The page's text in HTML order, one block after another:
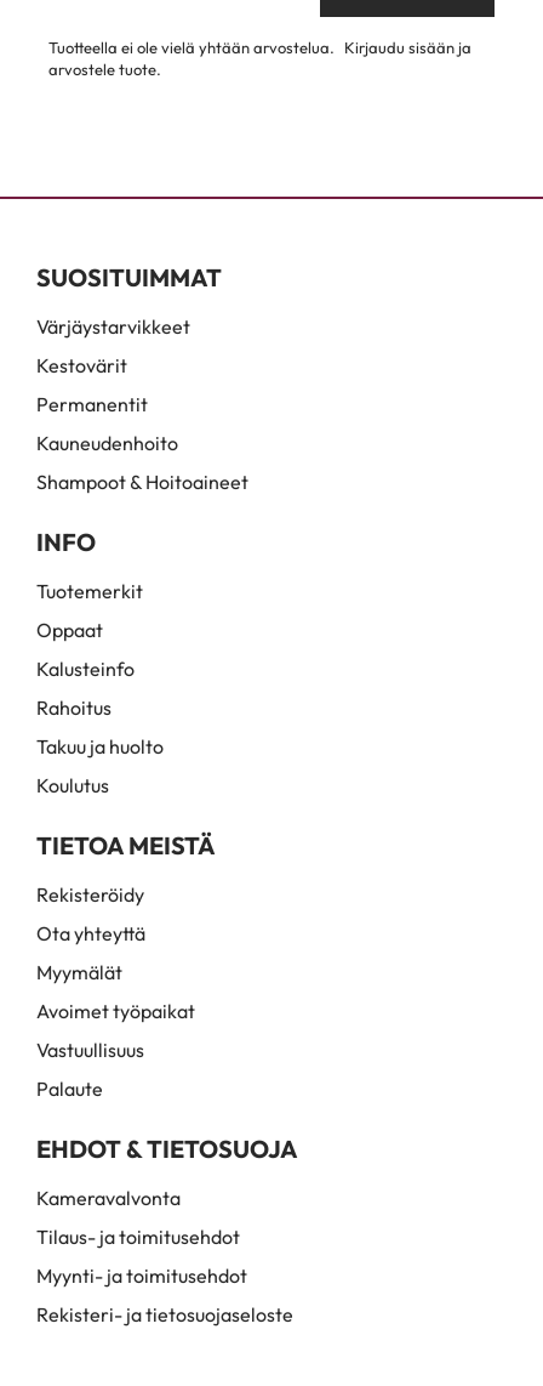
Tuotteella ei ole vielä yhtään arvostelua.
Kirjaudu sisään ja
arvostele tuote.
SUOSITUIMMAT
Värjäystarvikkeet
Kestovärit
Permanentit
Kauneudenhoito
Shampoot & Hoitoaineet
INFO
Tuotemerkit
Oppaat
Kalusteinfo
Rahoitus
Takuu ja huolto
Koulutus
TIETOA MEISTÄ
Rekisteröidy
Ota yhteyttä
Myymälät
Avoimet työpaikat
Vastuullisuus
Palaute
EHDOT & TIETOSUOJA
Kameravalvonta
Tilaus- ja toimitusehdot
Myynti- ja toimitusehdot
Rekisteri- ja tietosuojaseloste